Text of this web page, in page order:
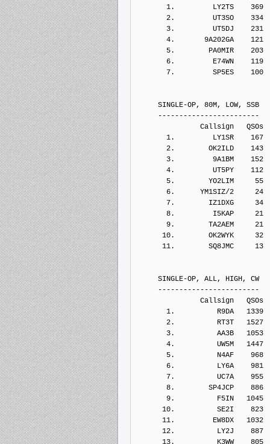
1.         LY2TS    369
2.         UT3SO    334
3.         UT5DJ    231
4.       9A202GA    121
5.        PA0MIR    203
6.         E74WN    119
7.         SP5ES    100
SINGLE-OP, 80M, LOW, SSB
------------------------
Callsign   QSOs  Points
1.         LY1SR    167
2.        OK2ILD    143
3.         9A1BM    152
4.         UT5PY    112
5.        YO2LIM     55
6.      YM1SIZ/2     24
7.        IZ1DXG     34
8.         I5KAP     21
9.        TA2AEM     21
10.        OK2WYK     32
11.        SQ8JMC     13
SINGLE-OP, ALL, HIGH, CW
------------------------
Callsign   QSOs  Points
1.          R9DA   1339
2.          RT3T   1527
3.          AA3B   1053
4.          UW5M   1447
5.          N4AF    968
6.          LY6A    981
7.          UC7A    955
8.        SP4JCP    886
9.          F5IN   1045
10.          SE2I    823
11.         EW8DX   1032
12.          LY2J    887
13.          K3WW    805